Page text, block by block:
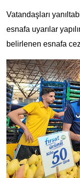
Vatandaşları
esnafa uyarılar
belirlenen esnafa